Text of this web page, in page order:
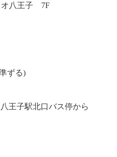
オ八王子 7F
ずる)
王子駅北口バス停から